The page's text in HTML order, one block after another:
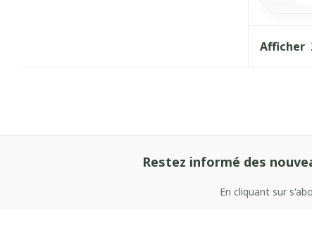
Afficher
Restez informé des
En cliquant sur